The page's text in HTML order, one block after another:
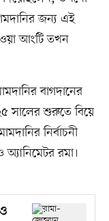
জন্য এই
আংটি তখন
বাগদানের
সালের শুরুতে বিয়ে
নির্বাচনী
রমা।